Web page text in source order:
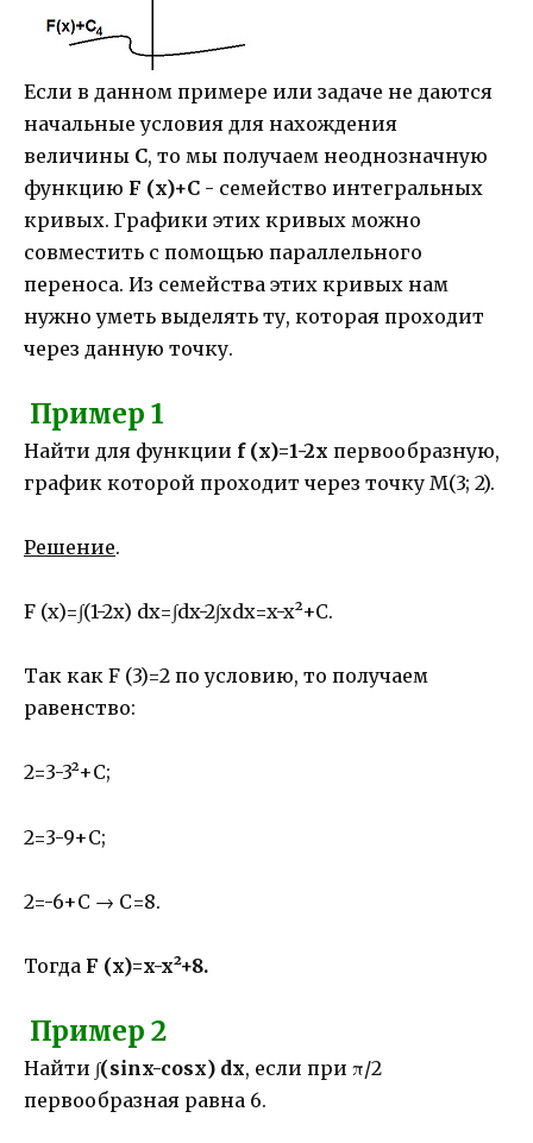
Если в данном примере или задаче не даются
начальные условия для нахождения
величины С, то мы получаем неоднозначную
функцию F (x)+С - семейство интегральных
кривых. Графики этих кривых можно
совместить с помощью параллельного
переноса. Из семейства этих кривых нам
нужно уметь выделять ту, которая проходит
через данную точку.
Пример 1
Найти для функции f (x)=1-2x первообразную,
график которой проходит через точку М(3; 2).
Решение.
F (x)=∫(1-2x) dx=∫dx-2∫xdx=x-x²+C.
Так как F (3)=2 по условию, то получаем
равенство:
2=3-3²+С;
2=3-9+С;
2=-6+С → С=8.
Тогда F (x)=x-x²+8.
Пример 2
Найти ∫(sinx-cosx) dx, если при π/2
первообразная равна 6.